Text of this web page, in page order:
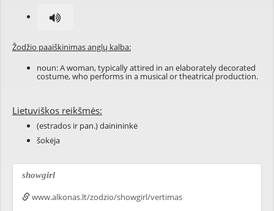
Žodžio paaiškinimas anglų kalba:
noun: A woman, typically attired in an elaborately decorated
costume, who performs in a musical or theatrical production.
Lietuviškos reikšmės:
(estrados ir pan.) dainininkė
šokėja
showgirl
www.alkonas.lt/zodzio/showgirl/vertimas